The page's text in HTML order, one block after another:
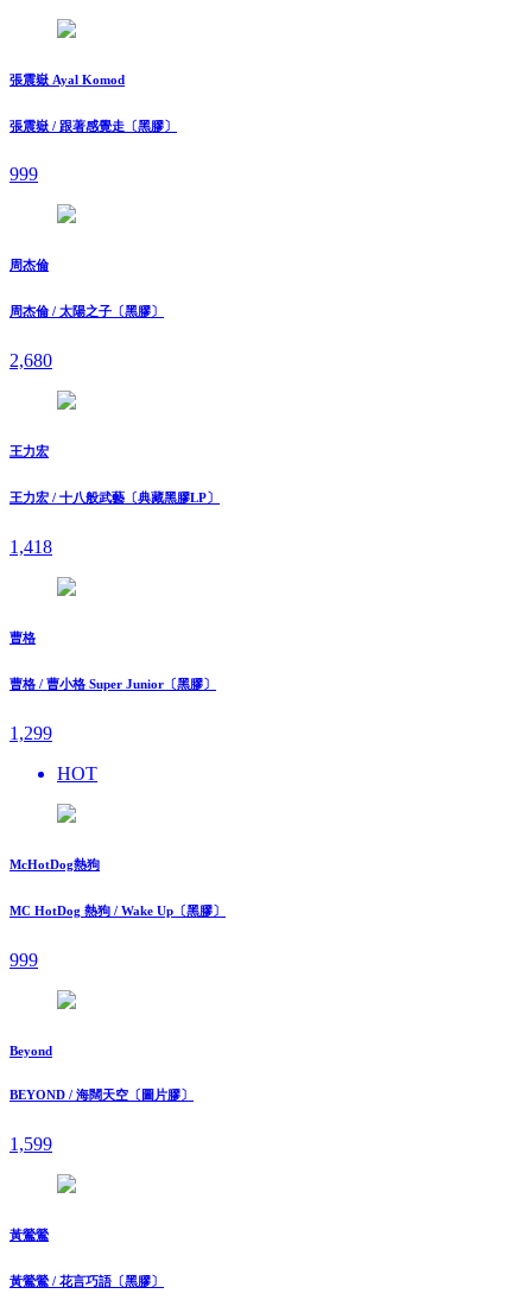
張震嶽 Ayal Komod
張震嶽 / 跟著感覺走〔黑膠〕
999
周杰倫
周杰倫 / 太陽之子〔黑膠〕
2,680
王力宏
王力宏 / 十八般武藝〔典藏黑膠LP〕
1,418
曹格
曹格 / 曹小格 Super Junior〔黑膠〕
1,299
HOT
McHotDog熱狗
MC HotDog 熱狗 / Wake Up〔黑膠〕
999
Beyond
BEYOND / 海闊天空〔圖片膠〕
1,599
黃鶯鶯
黃鶯鶯 / 花言巧語〔黑膠〕